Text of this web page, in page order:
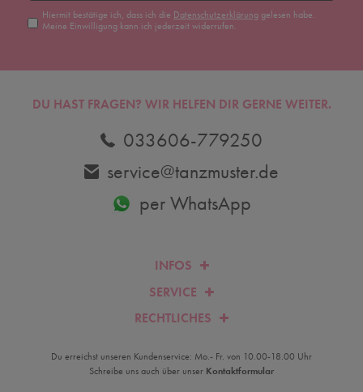
Hiermit bestätige ich, dass ich die Daten­schutz­erklärunggelesen habe.
Meine Einwilligung kann ich jederzeit widerrufen.
INFOS
SERVICE
RECHTLICHES
DU HAST FRAGEN? WIR HELFEN DIR GERNE WEITER.
033606-779250
service@tanzmuster.de
per WhatsApp
Du erreichst unseren Kundenservice: Mo.- Fr. von 10.00-18.00 Uhr
Schreibe uns auch über unser Kontaktformular